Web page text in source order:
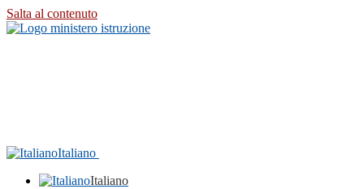
Salta al contenuto
Italiano
Italiano